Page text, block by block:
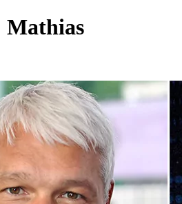
Mathias